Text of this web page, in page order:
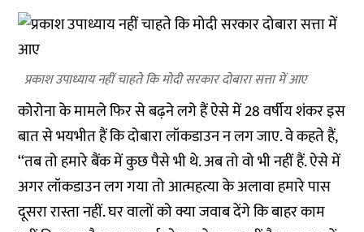
प्रकाश उपाध्याय नहीं चाहते कि मोदी सरकार दोबारा सत्ता में आए
कोरोना के मामले फिर से बढ़ने लगे हैं ऐसे में 28 वर्षीय शंकर इस
बात से भयभीत हैं कि दोबारा लॉकडाउन न लग जाए. वे कहते हैं,
‘‘तब तो हमारे बैंक में कुछ पैसे भी थे. अब तो वो भी नहीं हैं. ऐसे में
अगर लॉकडाउन लग गया तो आत्महत्या के अलावा हमारे पास
दूसरा रास्ता नहीं. घर वालों को क्या जवाब देंगे कि बाहर काम